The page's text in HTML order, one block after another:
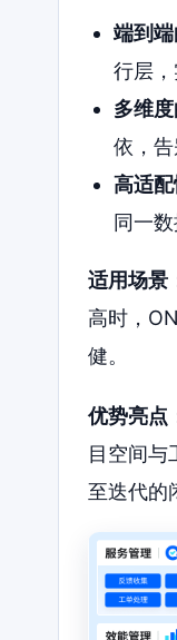
端到
行层，
多维
依，告
高适
同一数
适用场景
高时，
健。
优势亮点
目空间与
至迭代的